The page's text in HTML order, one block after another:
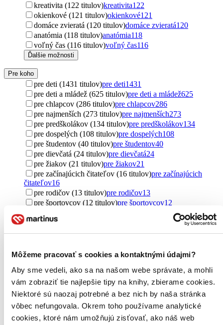
Môžeme pracovať s cookies a kontaktnými údajmi?
Aby sme vedeli, ako sa na našom webe správate, a mohli
vám zobraziť tie najlepšie tipy na knihy, zbierame cookies.
Niektoré sú naozaj potrebné a bez nich by naša stránka
vôbec nefungovala. Okrem toho používame analytické
cookies, ktoré nám umožňujú zisťovať, ako náš web
kreativita (122 titulov)kreativita122
okienkové (121 titulov)okienkové121
domáce zvieratá (120 titulov)domáce zvieratá120
anatómia (118 titulov)anatómia118
voľný čas (116 titulov)voľný čas116
Ďalšie možnosti
Pre koho
pre deti (1431 titulov)pre deti1431
pre deti a mládež (625 titulov)pre deti a mládež625
pre chlapcov (286 titulov)pre chlapcov286
pre najmenších (273 titulov)pre najmenších273
pre predškolákov (134 titulov)pre predškolákov134
pre dospelých (108 titulov)pre dospelých108
pre študentov (40 titulov)pre študentov40
pre dievčatá (24 titulov)pre dievčatá24
pre žiakov (21 titulov)pre žiakov21
pre začínajúcich čitateľov (16 titulov)pre začínajúcich
čitateľov16
pre rodičov (13 titulov)pre rodičov13
pre športovcov (12 titulov)pre športovcov12
pre prvákov (7 titulov)
pre učiteľov (7 titulov)pre učiteľov7
young adult (2 tituly)young adult2
Ďalšie možnosti
Pôvod
zahraničný (330 titulov) zahraničný330
Česko (272 titulov) Česko272
Slovensko (143 titulov)Slovensko143